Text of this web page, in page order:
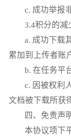
c. 成功举报
3.4积分的减
a. 成功下载
累加到上传者账
b. 在任务平
c. 因被权利
文档被下载所获
四、免责声
本协议项下